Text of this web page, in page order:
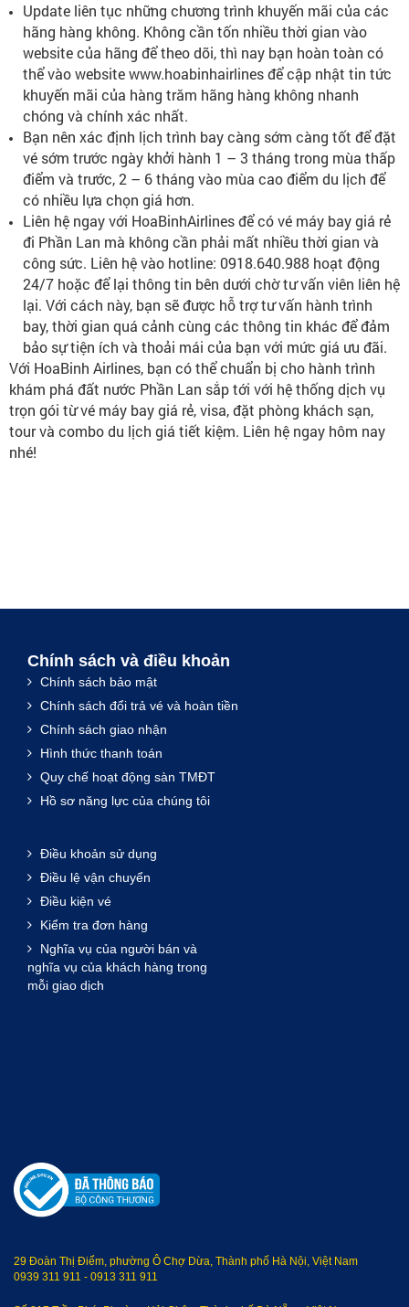
Update liên tục những chương trình khuyến mãi của các
hãng hàng không. Không cần tốn nhiều thời gian vào
website của hãng để theo dõi, thì nay bạn hoàn toàn có
thể vào website www.hoabinhairlines để cập nhật tin tức
khuyến mãi của hàng trăm hãng hàng không nhanh
chóng và chính xác nhất.
Bạn nên xác định lịch trình bay càng sớm càng tốt để đặt
vé sớm trước ngày khởi hành 1 – 3 tháng trong mùa thấp
điểm và trước, 2 – 6 tháng vào mùa cao điểm du lịch để
có nhiều lựa chọn giá hơn.
Liên hệ ngay với HoaBinhAirlines để có vé máy bay giá rẻ
đi Phần Lan mà không cần phải mất nhiều thời gian và
công sức. Liên hệ vào hotline: 0918.640.988 hoạt động
24/7 hoặc để lại thông tin bên dưới chờ tư vấn viên liên hệ
lại. Với cách này, bạn sẽ được hỗ trợ tư vấn hành trình
bay, thời gian quá cảnh cùng các thông tin khác để đảm
bảo sự tiện ích và thoải mái của bạn với mức giá ưu đãi.
Với HoaBinh Airlines, bạn có thể chuẩn bị cho hành trình
khám phá đất nước Phần Lan sắp tới với hệ thống dịch vụ
trọn gói từ vé máy bay giá rẻ, visa, đặt phòng khách sạn,
tour và combo du lịch giá tiết kiệm. Liên hệ ngay hôm nay
nhé!
Chính sách và điều khoản
Chính sách bảo mật
Chính sách đổi trả vé và hoàn tiền
Chính sách giao nhận
Hình thức thanh toán
Quy chế hoạt động sàn TMĐT
Hồ sơ năng lực của chúng tôi
Điều khoản sử dụng
Điều lệ vận chuyển
Điều kiện vé
Kiểm tra đơn hàng
Nghĩa vụ của người bán và
nghĩa vụ của khách hàng trong
mỗi giao dịch
29 Đoàn Thị Điểm, phường Ô Chợ Dừa, Thành phố Hà Nội, Việt Nam
0939 311 911 - 0913 311 911